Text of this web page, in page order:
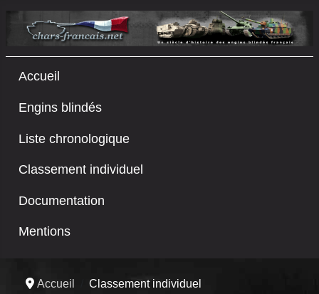
Accueil
Engins blindés
Liste chronologique
Classement individuel
Documentation
Mentions
Accueil
Classement individuel